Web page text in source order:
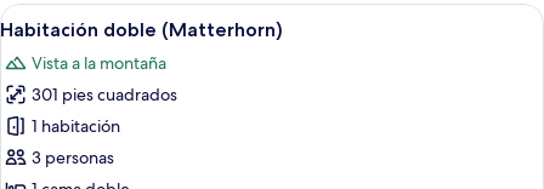
Abrir
todas
las
fotos
de
Habitación
doble
Habitación de hotel con cama,
6
Habitación doble (Matterhorn)
Vista a la montaña
301 pies cuadrados
1 habitación
3 personas